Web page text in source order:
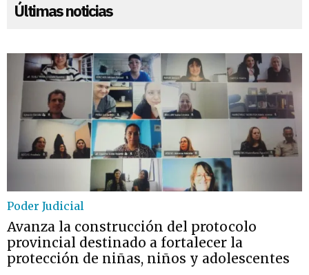
Últimas noticias
Poder Judicial
Avanza la construcción del protocolo
provincial destinado a fortalecer la
protección de niñas, niños y adolescentes